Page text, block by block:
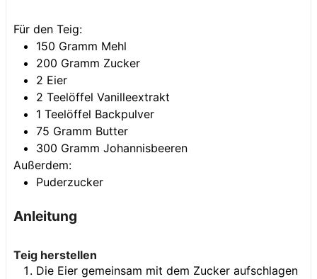
Für den Teig:
150 Gramm Mehl
200 Gramm Zucker
2 Eier
2 Teelöffel Vanilleextrakt
1 Teelöffel Backpulver
75 Gramm Butter
300 Gramm Johannisbeeren
Außerdem:
Puderzucker
Anleitung
Teig herstellen
Die Eier gemeinsam mit dem Zucker aufschlagen